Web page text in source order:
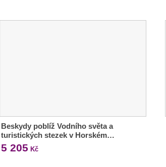
Beskydy poblíž Vodního světa a
turistických stezek v Horském…
5 205 Kč